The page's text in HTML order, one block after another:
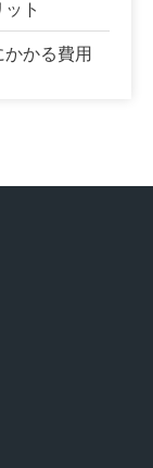
ト
かる費用